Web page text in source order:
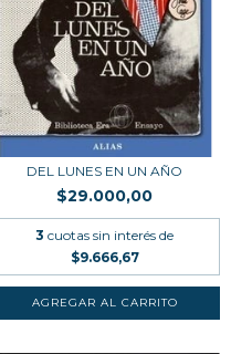
DEL LUNES EN UN AÑO
$29.000,00
3 cuotas sin interés de
$9.666,67